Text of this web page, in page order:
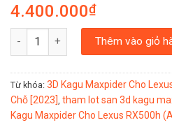
4.400.000₫
Thảm Lót Sàn 3D Kagu Maxpider
Thêm vào giỏ
Từ khóa: 3D Kagu Maxpider Cho
Chỗ [2023] tham lot san 3d kagu
Kagu Maxpider Cho Lexus RX500h